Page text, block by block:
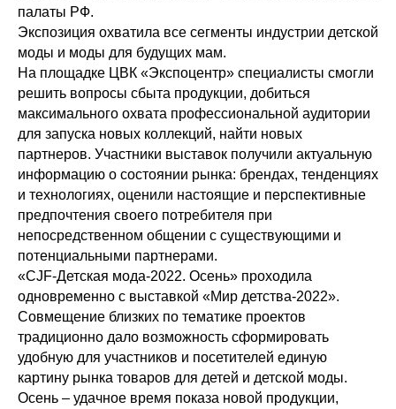
палаты РФ.
Экспозиция охватила все сегменты индустрии детской
моды и моды для будущих мам.
На площадке ЦВК «Экспоцентр» специалисты смогли
решить вопросы сбыта продукции, добиться
максимального охвата профессиональной аудитории
для запуска новых коллекций, найти новых
партнеров. Участники выставок получили актуальную
информацию о состоянии рынка: брендах, тенденциях
и технологиях, оценили настоящие и перспективные
предпочтения своего потребителя при
непосредственном общении с существующими и
потенциальными партнерами.
«CJF-Детская мода-2022. Осень» проходила
одновременно с выставкой «Мир детства-2022».
Совмещение близких по тематике проектов
традиционно дало возможность сформировать
удобную для участников и посетителей единую
картину рынка товаров для детей и детской моды.
Осень – удачное время показа новой продукции,